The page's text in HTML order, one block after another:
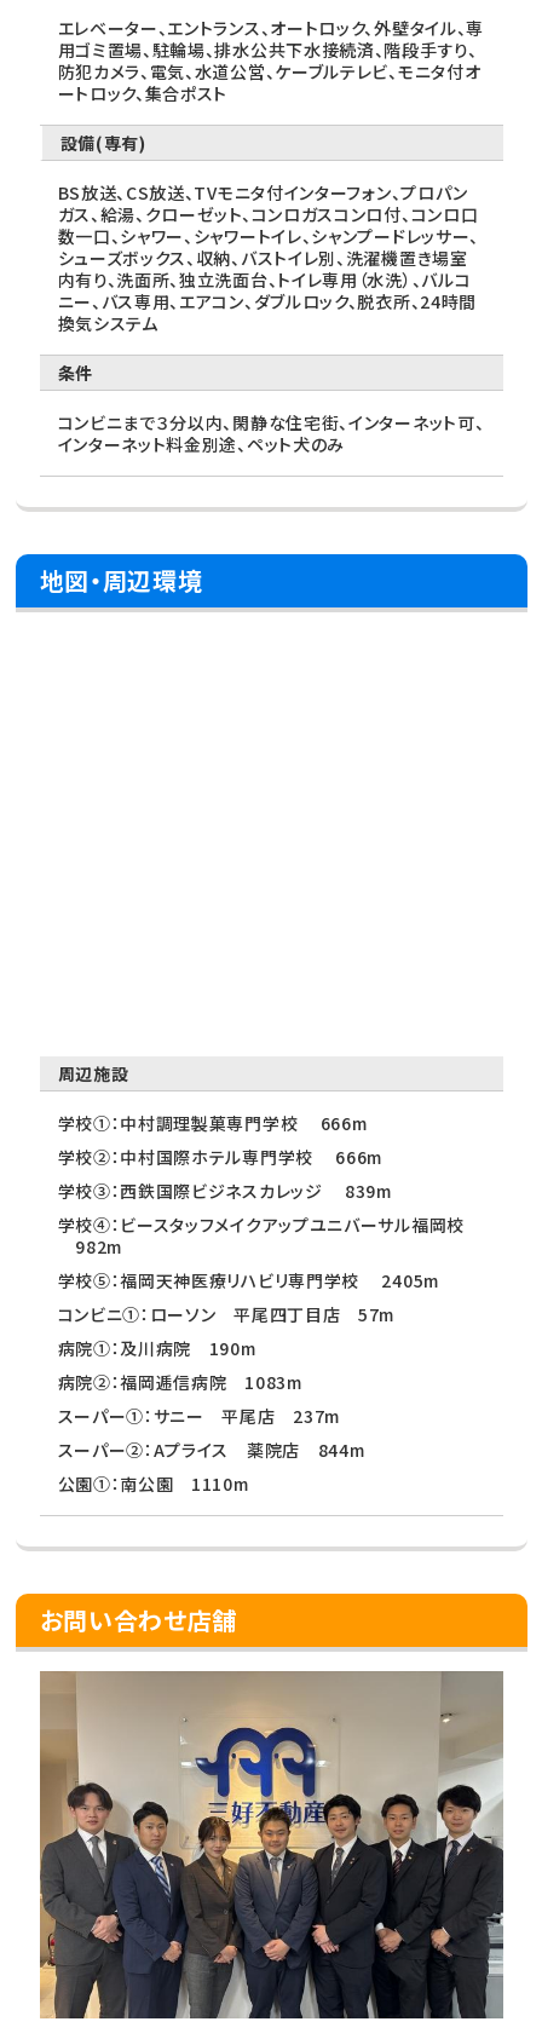
エレベーター、エントランス、オートロック、外壁タイル、専
用ゴミ置場、駐輪場、排水公共下水接続済、階段手すり、
防犯カメラ、電気、水道公営、ケーブルテレビ、モニタ付オ
ートロック、集合ポスト
設備(専有)
BS放送、CS放送、TVモニタ付インターフォン、プロパン
ガス、給湯、クローゼット、コンロガスコンロ付、コンロ口
数一口、シャワー、シャワートイレ、シャンプードレッサー、
シューズボックス、収納、バストイレ別、洗濯機置き場室
内有り、洗面所、独立洗面台、トイレ専用（水洗）、バルコ
ニー、バス専用、エアコン、ダブルロック、脱衣所、24時間
換気システム
条件
コンビニまで３分以内、閑静な住宅街、インターネット可、
インターネット料金別途、ペット犬のみ
地図・周辺環境
周辺施設
学校①：中村調理製菓専門学校 666m
学校②：中村国際ホテル専門学校 666m
学校③：西鉄国際ビジネスカレッジ 839m
学校④：ビースタッフメイクアップユニバーサル福岡校
982m
学校⑤：福岡天神医療リハビリ専門学校 2405m
コンビニ①：ローソン 平尾四丁目店 57m
病院①：及川病院 190m
病院②：福岡逓信病院 1083m
スーパー①：サニー 平尾店 237m
スーパー②：Aプライス 薬院店 844m
公園①：南公園 1110m
お問い合わせ店舗